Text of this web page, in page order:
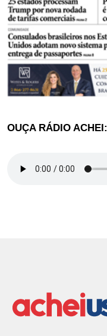
OUÇA RÁDIO ACHEI: